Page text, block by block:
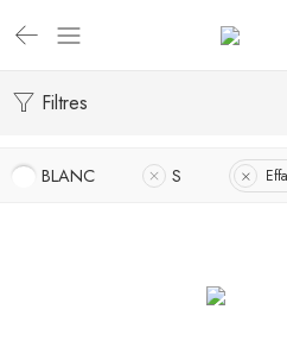
Filtres
BLANC S